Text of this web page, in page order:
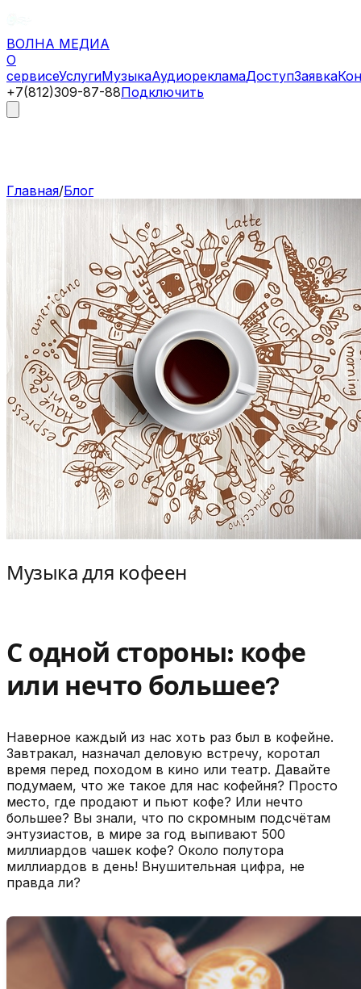
ВОЛНА МЕДИА
О
сервисеУслугиМузыкаАудиорекламаДоступЗаявка
+7(812)309-87-88Подключить
Главная/Блог
Музыка для кофеен
С одной стороны: кофе
или нечто большее?
Наверное каждый из нас хоть раз был в кофейне.
Завтракал, назначал деловую встречу, коротал
время перед походом в кино или театр. Давайте
подумаем, что же такое для нас кофейня? Просто
место, где продают и пьют кофе? Или нечто
большее? Вы знали, что по скромным подсчётам
энтузиастов, в мире за год выпивают 500
миллиардов чашек кофе? Около полутора
миллиардов в день! Внушительная цифра, не
правда ли?